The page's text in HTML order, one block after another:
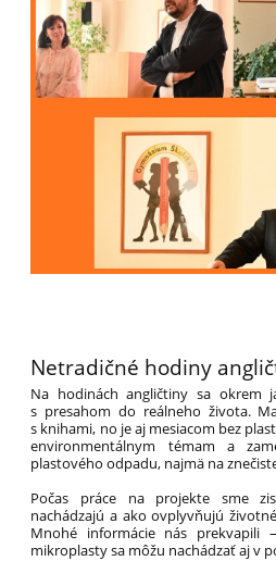
Netradičné hodiny
Na hodinách angličtiny sa okrem
s presahom do reálneho života.
s knihami, no je aj mesiacom bez
environmentálnym témam a
plastového odpadu, najmä na
Počas práce na projekte sme
nachádzajú a ako ovplyvňujú
Mnohé informácie nás
mikroplasty sa môžu nachádzať aj v